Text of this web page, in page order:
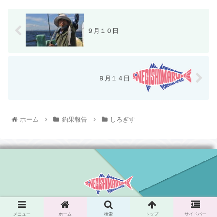
９月１０日
９月１４日
ホーム 釣果報告 しろぎす
© 2021 根岸丸.
メニュー ホーム 検索 トップ サイドバー